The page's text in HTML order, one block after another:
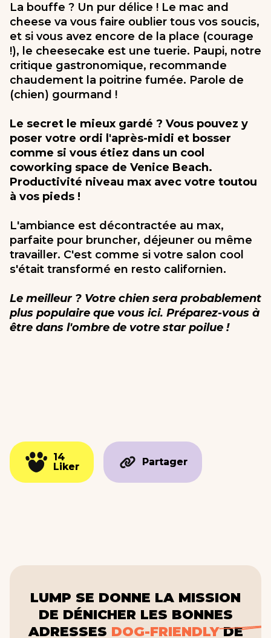
La bouffe ? Un pur délice ! Le mac and
cheese va vous faire oublier tous vos soucis,
et si vous avez encore de la place (courage
!), le cheesecake est une tuerie. Paupi, notre
critique gastronomique, recommande
chaudement la poitrine fumée. Parole de
(chien) gourmand !
Le secret le mieux gardé ? Vous pouvez y
poser votre ordi l'après-midi et bosser
comme si vous étiez dans un cool
coworking space de Venice Beach.
Productivité niveau max avec votre toutou
à vos pieds !
L'ambiance est décontractée au max,
parfaite pour bruncher, déjeuner ou même
travailler. C'est comme si votre salon cool
s'était transformé en resto californien.
Le meilleur ? Votre chien sera probablement
plus populaire que vous ici. Préparez-vous à
être dans l'ombre de votre star poilue !
14
Liker
14
Liker
Partager
Partager
LUMP SE DONNE LA MISSION
DE DÉNICHER LES BONNES
ADRESSES DOG-FRIENDLYDE